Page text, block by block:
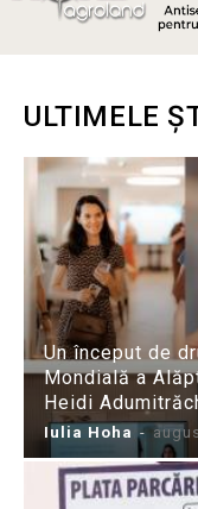
ULTIMELE
Un început de
Mondială a
Heidi
Iulia Hoha -